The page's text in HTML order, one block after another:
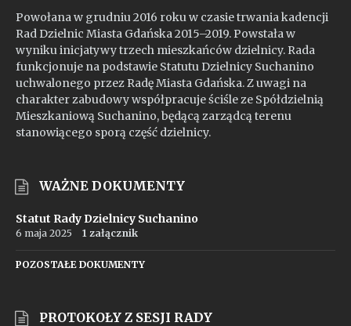
Powołana w grudniu 2016 roku w czasie trwania kadencji
Rad Dzielnic Miasta Gdańska 2015–2019. Powstała w
wyniku inicjatywy trzech mieszkańców dzielnicy. Rada
funkcjonuje na podstawie Statutu Dzielnicy Suchanino
uchwalonego przez Radę Miasta Gdańska. Z uwagi na
charakter zabudowy współpracuje ściśle ze Spółdzielnią
Mieszkaniową Suchanino, będącą zarządcą terenu
stanowiącego sporą część dzielnicy.
WAŻNE DOKUMENTY
Statut Rady Dzielnicy Suchanino
6 maja 2025 1 załącznik
POZOSTAŁE DOKUMENTY
PROTOKOŁY Z SESJI RADY